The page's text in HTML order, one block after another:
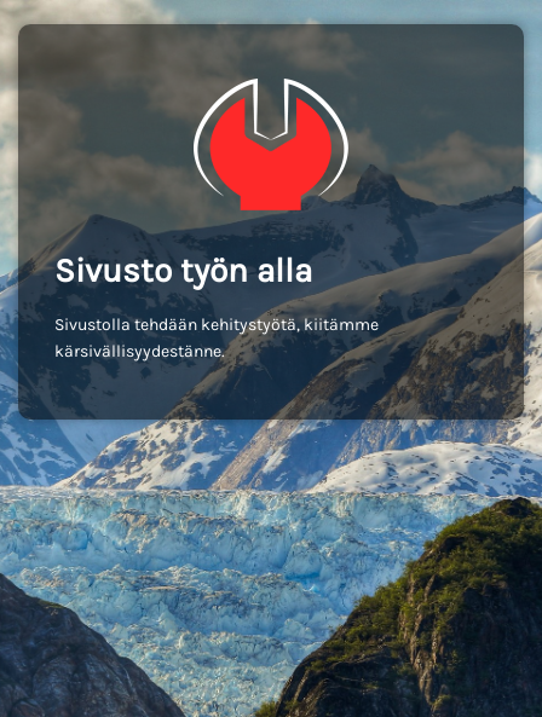
Sivusto työn alla
Sivustolla tehdään kehitystyötä, kiitämme
kärsivällisyydestänne.